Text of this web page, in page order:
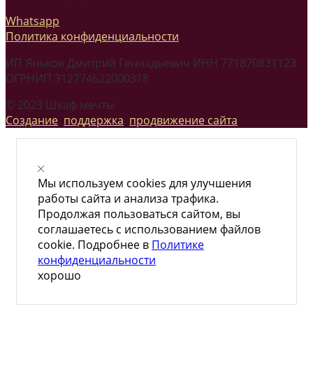
Whatsapp
Политика конфиденциальности
ИП Яньков Дмитрий Геннадьевич ИНН 771870831123
ОГРНИП 312774622000318
© 2023 Шкаф мечты
Создание, поддержка, продвижение сайта
Мы используем cookies для улучшения
работы сайта и анализа трафика.
Продолжая пользоваться сайтом, вы
соглашаетесь с использованием файлов
cookie. Подробнее в Политике
конфиденциальности
хорошо